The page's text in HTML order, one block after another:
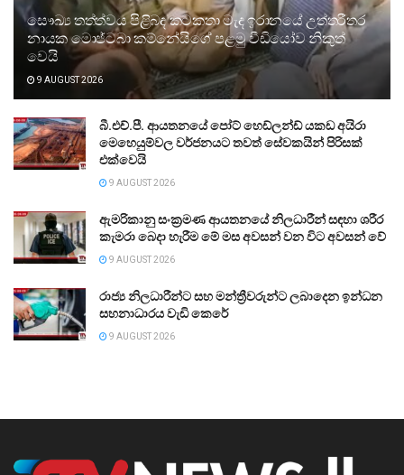
සෞඛ්‍ය තත්ත්වය පිළිබඳ කටකතා මැද ඉරානයේ උත්තරීතර
නායක මොජ්ටබා කම්නේයිගේ පළමු වීඩියෝව නිකුත්
වෙයි
9 AUGUST 2026
බී.එච්.පී. ආයතනයේ පෝට් හෙඩ්ලන්ඩ් යකඩ අයිරා
මෙහෙයුම්වල වර්ජනයට තවත් සේවකයින් පිරිසක්
එක්වෙයි
9 AUGUST 2026
ඇමරිකානු සංක්‍රමණ ආයතනයේ නිලධාරීන් සඳහා ශරීර
කැමරා බෙදා හැරීම මේ මස අවසන් වන විට අවසන් වේ
9 AUGUST 2026
රාජ්‍ය නිලධාරීන්ට සහ මන්ත්‍රීවරුන්ට ලබාදෙන ඉන්ධන
සහනාධාරය වැඩි කෙරේ
9 AUGUST 2026